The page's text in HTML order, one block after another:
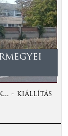
- kiállítás